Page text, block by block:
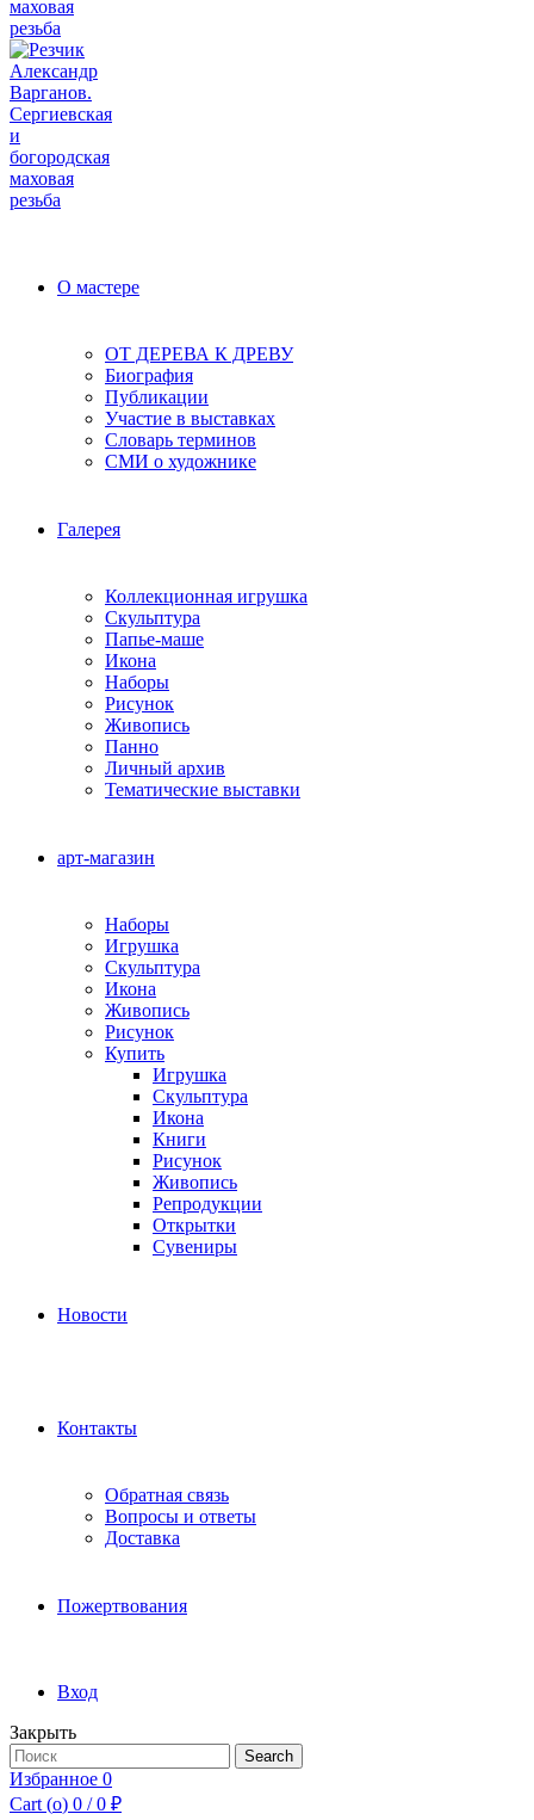
О мастере
ОТ ДЕРЕВА К ДРЕВУ
Биография
Публикации
Участие в выставках
Словарь терминов
СМИ о художнике
Галерея
Коллекционная игрушка
Скульптура
Папье-маше
Икона
Наборы
Рисунок
Живопись
Панно
Личный архив
Тематические выставки
арт-магазин
Наборы
Игрушка
Скульптура
Икона
Живопись
Рисунок
Купить
Игрушка
Скульптура
Икона
Книги
Рисунок
Живопись
Репродукции
Открытки
Сувениры
Новости
Контакты
Обратная связь
Вопросы и ответы
Доставка
Пожертвования
Вход
Закрыть
Search
for:
Search
Избранное 0
Cart (o) 0 / 0 ₽